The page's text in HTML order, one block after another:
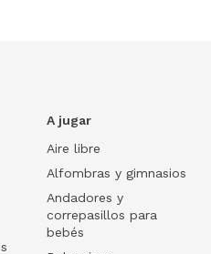
A jugar
Aire libre
Alfombras y gimnasios
Andadores y
correpasillos para
bebés